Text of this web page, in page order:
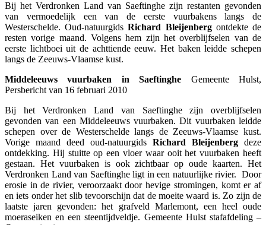
Bij het Verdronken Land van Saeftinghe zijn restanten gevonden
van vermoedelijk een van de eerste vuurbakens langs de
Westerschelde. Oud-natuurgidsRichard Bleijenbergontdekte de
resten vorige maand. Volgens hem zijn het overblijfselen van de
eerste lichtboei uit de achttiende eeuw. Het baken leidde schepen
langs de Zeeuws-Vlaamse kust.
Middeleeuws vuurbaken in Saeftinghe Gemeente Hulst,
Persbericht van 16 februari 2010
Bij het Verdronken Land van Saeftinghe zijn overblijfselen
gevonden van een Middeleeuws vuurbaken. Dit vuurbaken leidde
schepen over de Westerschelde langs de Zeeuws-Vlaamse kust.
Vorige maand deed oud-natuurgids Richard Bleijenberg deze
ontdekking. Hij stuitte op een vloer waar ooit het vuurbaken heeft
gestaan. Het vuurbaken is ook zichtbaar op oude kaarten. Het
Verdronken Land van Saeftinghe ligt in een natuurlijke rivier. Door
erosie in de rivier, veroorzaakt door hevige stromingen, komt er af
en iets onder het slib tevoorschijn dat de moeite waard is. Zo zijn de
laatste jaren gevonden: het grafveld Marlemont, een heel oude
moeraseiken en een steentijdveldje. Gemeente Hulst stafafdeling –